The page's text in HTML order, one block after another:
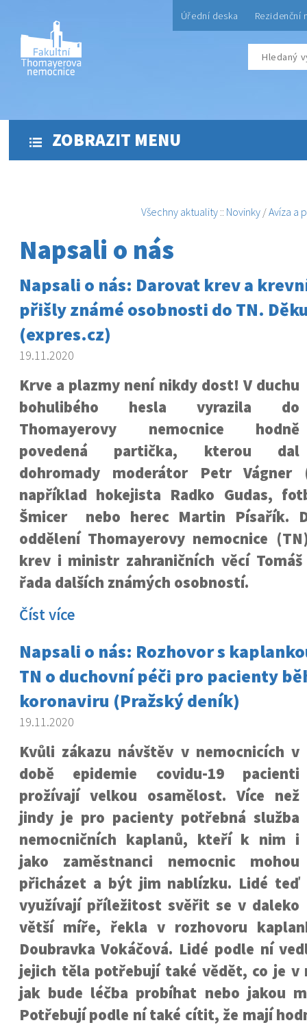
Úřední deska Rezidenční
ZOBRAZIT MENU
Všechny aktuality :: Novinky /Avíza a
Napsali o nás
Napsali o nás: Darovat krev a
přišly známé osobnosti do TN.
(expres.cz)
19.11.2020
Krve a plazmy není nikdy dost! V duchu
bohulibého hesla vyrazila do
Thomayerovy nemocnice hodně
povedená partička, kterou dal
dohromady moderátor Petr Vágner
například hokejista Radko Gudas,
Šmicer nebo herec Martin Písařík.
oddělení Thomayerovy nemocnice
krev i ministr zahraničních věcí
řada dalších známých osobností.
Číst více
Napsali o nás: Rozhovor s
TN o duchovní péči pro pacienty
koronaviru (Pražský deník)
19.11.2020
Kvůli zákazu návštěv v nemocnicích v
době epidemie covidu-19 pacienti
prožívají velkou osamělost. Více než
jindy je pro pacienty potřebná služba
nemocničních kaplanů, kteří k nim i
jako zaměstnanci nemocnic mohou
přicházet a být jim nablízku. Lidé teď
využívají příležitost svěřit se v daleko
větší míře, řekla v rozhovoru
Doubravka Vokáčová. Lidé podle ní
jejich těla potřebují také vědět, co je v
jak bude léčba probíhat nebo jakou
Potřebují podle ní také cítit, že mají